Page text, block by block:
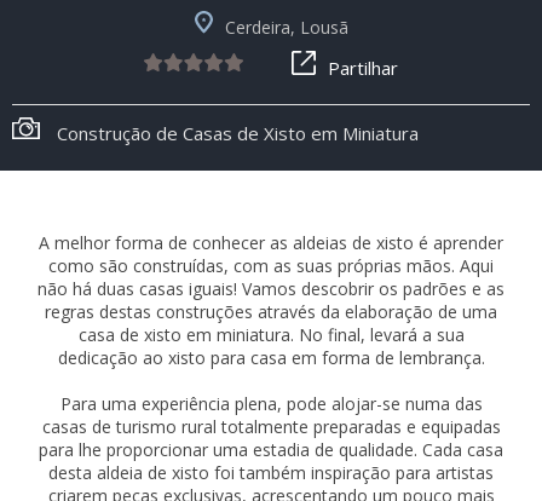
Cerdeira, Lousã
Partilhar
Construção de Casas de Xisto em Miniatura
A melhor forma de conhecer as aldeias de xisto é aprender
como são construídas, com as suas próprias mãos. Aqui
não há duas casas iguais! Vamos descobrir os padrões e as
regras destas construções através da elaboração de uma
casa de xisto em miniatura. No final, levará a sua
dedicação ao xisto para casa em forma de lembrança.
Para uma experiência plena, pode alojar-se numa das
casas de turismo rural totalmente preparadas e equipadas
para lhe proporcionar uma estadia de qualidade. Cada casa
desta aldeia de xisto foi também inspiração para artistas
criarem peças exclusivas, acrescentando um pouco mais